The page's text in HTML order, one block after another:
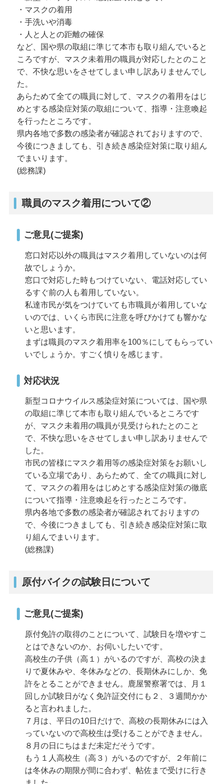
・マスクの着用
・手洗いや消毒
・人と人との距離の確保
など、国や県の取組に準じて本市も取り組んでいると
ころですが、マスク未着用の職員が対応したとのこと
で、不快な思いをさせてしまい申し訳ありませんでし
た。
あらためて全ての職員に対して、マスクの着用をはじ
めとする感染症対策の取組について、指導・注意喚起
を行ったところです。
県内各地で多数の感染者が確認されておりますので、
今後につきましても、引き続き感染症対策に取り組ん
でまいります。
(総務課)
職員のマスク着用について②
ご意見(ご提案)
窓口対応以外の職員はマスク着用していないのは何
故でしょうか。
窓口で対応した時もつけていない、電話対応してい
るすぐ前の人も着用していない。
私達市民が気をつけていても市職員が着用していな
いのでは、いくら市民に注意を呼びかけても響かな
いと思います。
まずは職員のマスク着用率を100％にしてもらってい
いでしょうか。すごく憤りを感じます。
対応状況
新型コロナウイルス感染症対策については、国や県
の取組に準じて本市も取り組んでいるところです
が、マスク未着用の職員が見受けられたとのこと
で、不快な思いをさせてしまい申し訳ありませんで
した。
市民の皆様にマスク着用等の感染症対策をお願いし
ている立場であり、あらためて、全ての職員に対し
て、マスクの着用をはじめとする感染症対策の徹底
について指導・注意喚起を行ったところです。
県内各地で多数の感染者が確認されておりますの
で、今後につきましても、引き続き感染症対策に取
り組んでまいります。
(総務課)
原付バイクの試験日について
ご意見(ご提案)
原付免許の取得のことについて、試験日を増やすこ
とはできないのか、お伺いしたいです。
高校生の子供（高１）がいるのですが、高校の決ま
りで夏休みや、冬休みなどの、長期休みにしか、免
許をとることができません。鹿屋警察署では、月１
回しか試験日がなく免許証交付にも２、３週間かか
ると言われました。
７月は、平日の10日だけで、高校の長期休みには入
っていないので高校生は受けることができません。
８月の日にちはまだ未定だそうです。
もう１人高校生（高３）がいるのですが、２年前に
は冬休みの期限が間に合わず、帖佐まで受けに行き